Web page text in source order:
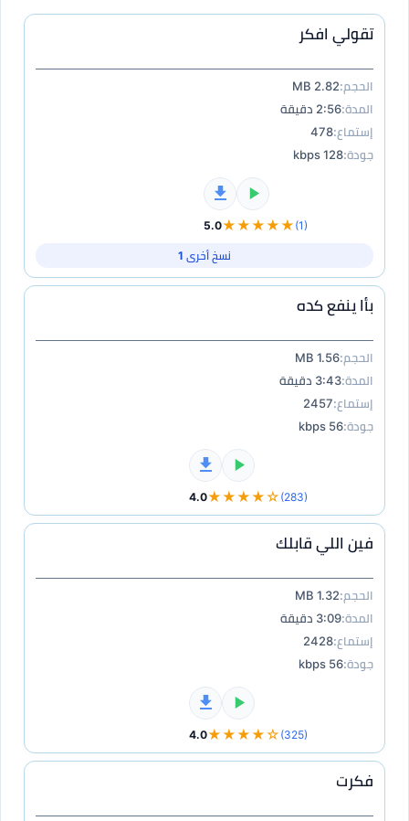
تقولي افكر
الحجم:2.82 MB
المدة:2:56 دقيقة
إستماع:478
جودة:128 kbps
5.0★★★★★ (1)
نسخ أخرى 1
بأا ينفع كده
الحجم:1.56 MB
المدة:3:43 دقيقة
إستماع:2457
جودة:56 kbps
4.0★★★★☆ (283)
فين اللي قابلك
الحجم:1.32 MB
المدة:3:09 دقيقة
إستماع:2428
جودة:56 kbps
4.0★★★★☆ (325)
فكرت